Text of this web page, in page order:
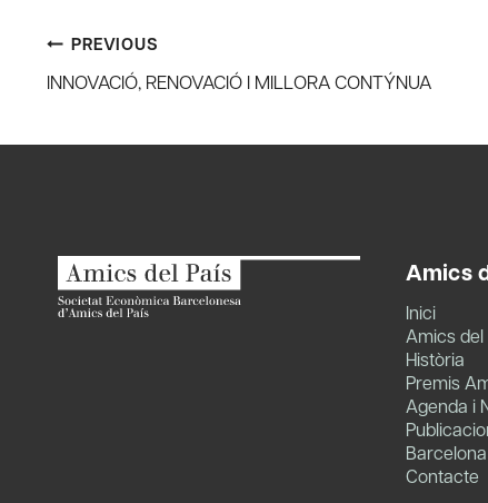
Post
navigation
PREVIOUS
INNOVACIÓ, RENOVACIÓ I MILLORA CONTÝNUA
Amics
Inici
Amics del
Història
Premis
Agenda i
Contacte